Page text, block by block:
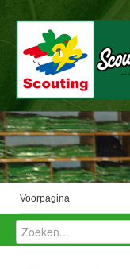
Voorpagina